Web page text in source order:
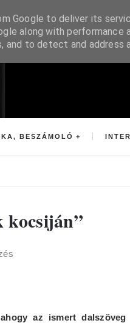
BESZÁMOLÓ
kocsiján”
az ismert
Google to deliver its
along with
and to detect and address